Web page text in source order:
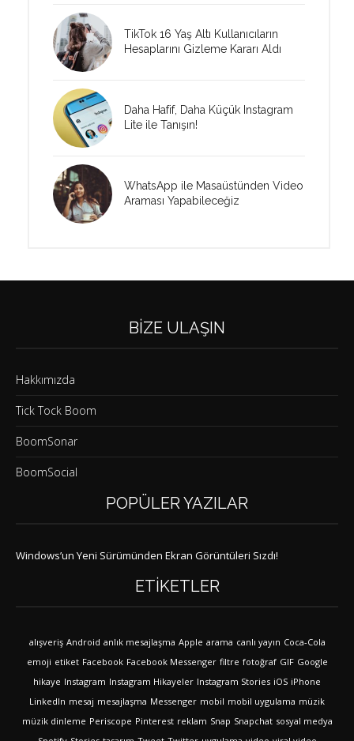
TikTok 16 Yaş Altı Kullanıcıların
Hesaplarını Gizleme Kararı Aldı
Daha Hafif, Daha Küçük Instagram
Lite ile Tanışın!
WhatsApp ile Masaüstünden Video
Araması Yapabileceğiz
BIZE ULAŞIN
Hakkımızda
Tick Tock Boom
BoomSonar
BoomSocial
POPÜLER YAZILAR
Windows’un Yeni Sürümünden Ekran Görüntüleri Sızdı!
ETIKETLER
alışveriş Android anlık mesajlaşma Apple arama canlı yayın Coca-Cola
emoji etiket Facebook Facebook Messenger filtre fotoğraf GIF Google
hikaye Instagram Instagram Hikayeler Instagram Stories iOS iPhone
LinkedIn mesaj mesajlaşma Messenger mobil mobil uygulama müzik
müzik dinleme Periscope Pinterest reklam Snap Snapchat sosyal medya